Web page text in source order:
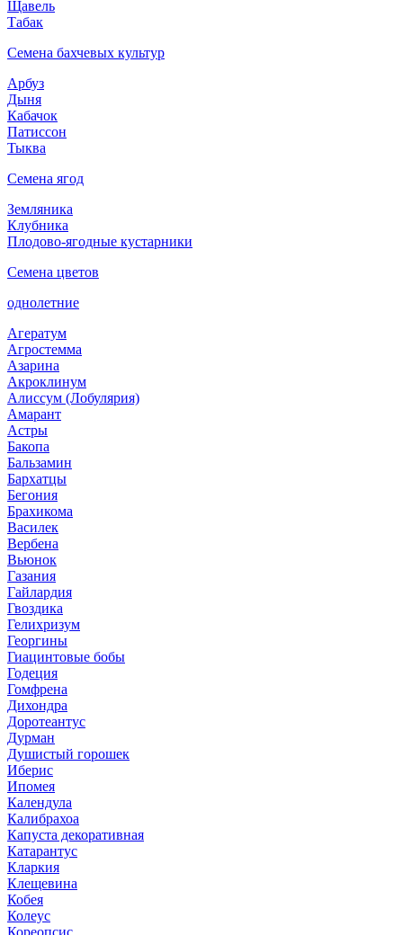
Щавель
Табак
Семена бахчевых культур
Арбуз
Дыня
Кабачок
Патиссон
Тыква
Семена ягод
Земляника
Клубника
Плодово-ягодные кустарники
Семена цветов
однолетние
Агератум
Агростемма
Азарина
Акроклинум
Алиссум (Лобулярия)
Амарант
Астры
Бакопа
Бальзамин
Бархатцы
Бегония
Брахикома
Василек
Вербена
Вьюнок
Газания
Гайлардия
Гвоздика
Гелихризум
Георгины
Гиацинтовые бобы
Годеция
Гомфрена
Дихондра
Доротеантус
Дурман
Душистый горошек
Иберис
Ипомея
Календула
Калибрахоа
Капуста декоративная
Катарантус
Кларкия
Клещевина
Кобея
Колеус
Кореопсис